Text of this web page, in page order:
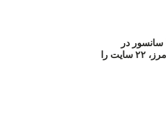
با سانسور در
اینترنت: #آزادی هم‌آیند گزارشگران‌ بدون مرز، ۲۲ سایت را